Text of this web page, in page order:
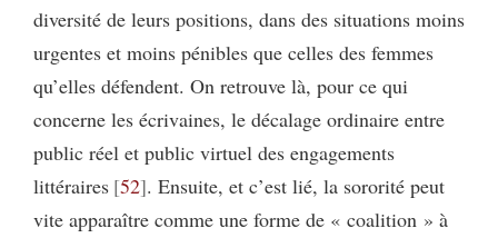
diversité de leurs positions, dans des situations moins
urgentes et moins pénibles que celles des femmes
qu’elles défendent. On retrouve là, pour ce qui
concerne les écrivaines, le décalage ordinaire entre
public réel et public virtuel des engagements
littéraires 52 . Ensuite, et c’est lié, la sororité peut
vite apparaître comme une forme de « coalition » à